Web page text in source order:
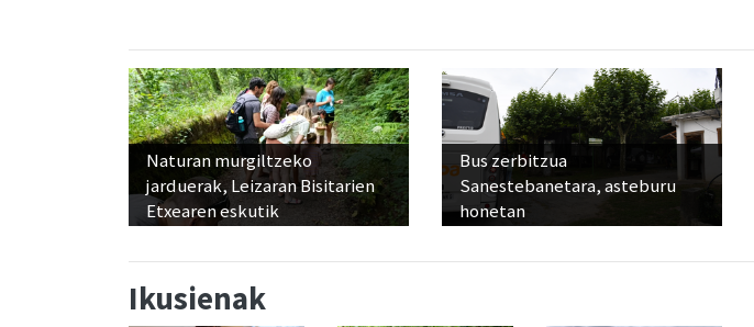
Naturan murgiltzeko
jarduerak, Leizaran Bisitarien
Etxearen eskutik
Bus zerbitzua
Sanestebanetara, asteburu
honetan
Ikusienak